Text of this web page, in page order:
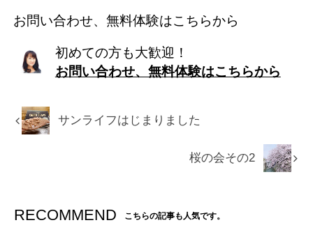
お問い合わせ、無料体験はこちらから
初めての方も大歓迎！
お問い合わせ、無料体験はこちらから
サンライフはじまりました
桜の会その2
RECOMMEND こちらの記事も人気です。